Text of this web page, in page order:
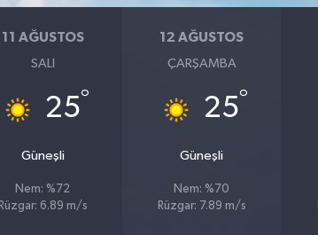
11 AĞUSTOS
SALI
25°
Güneşli
Nem: %72
Rüzgar: 6.89 m/s
12 AĞUSTOS
ÇARŞAMBA
25°
Güneşli
Nem: %70
Rüzgar: 7.89 m/s